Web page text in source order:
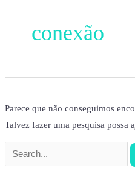
conexão
Parece que não conseguimos
Talvez fazer uma pesquisa possa